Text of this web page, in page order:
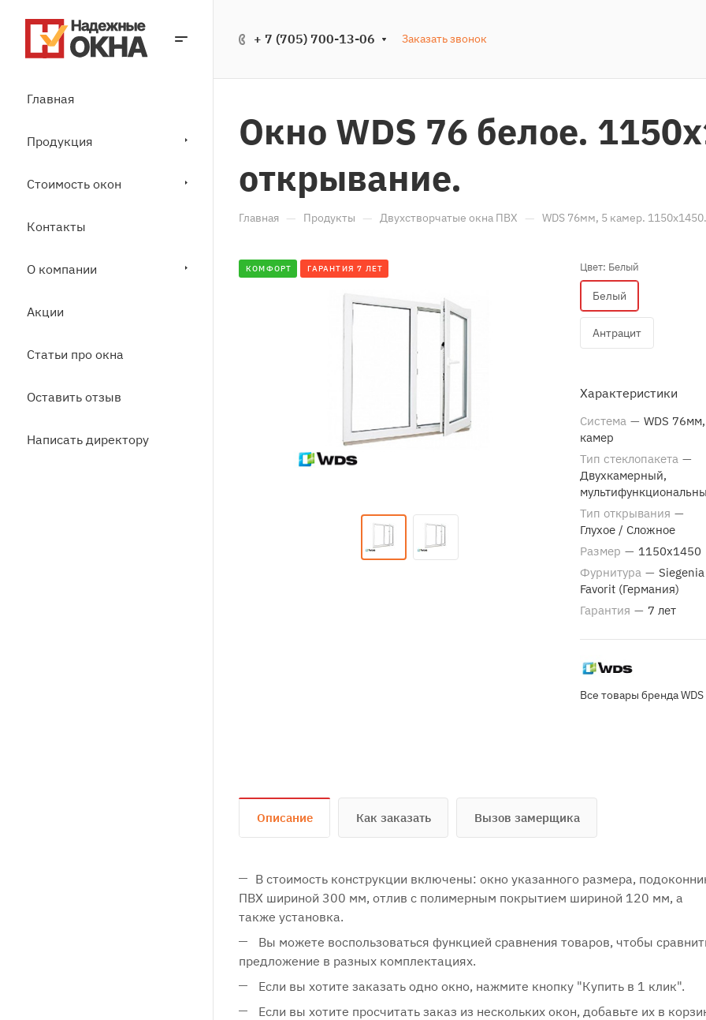
+ 7 (705) 700-13-06 Заказать звонок
Главная
Продукция
Стоимость окон
Контакты
О компании
Акции
Статьи про окна
Оставить отзыв
Написать директору
Окно WDS 76 белое.
открывание.
Главная — Продукты — Двухстворчатые окна ПВХ — WDS 76мм, 5 камер.
КОМФОРТ ГАРАНТИЯ 7 ЛЕТ Цвет: Белый
Белый
Антрацит
Характеристики
Система — WDS
камер
Тип стеклопакета —
Двухкамерный,
Тип открывания —
Глухое / Сложное
Размер — 1150х1450
Фурнитура — Siegenia
Favorit (Германия)
Гарантия — 7 лет
Все товары бренда WDS
Описание Как заказать Вызов замерщика
В стоимость конструкции включены: окно указанного размера,
ПВХ шириной 300 мм, отлив с полимерным покрытием шириной 120 мм, а
также установка.
Вы можете воспользоваться функцией сравнения товаров, чтобы
предложение в разных комплектациях.
Если вы хотите заказать одно окно, нажмите кнопку "Купить в 1 клик".
Если вы хотите просчитать заказ из нескольких окон, добавьте их в